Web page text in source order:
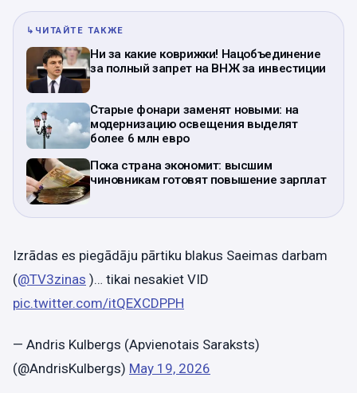
↳ ЧИТАЙТЕ ТАКЖЕ
Ни за какие коврижки! Нацобъединение
за полный запрет на ВНЖ за инвестиции
Старые фонари заменят новыми: на
модернизацию освещения выделят
более 6 млн евро
Пока страна экономит: высшим
чиновникам готовят повышение зарплат
Izrādas es piegādāju pārtiku blakus Saeimas darbam
(@TV3zinas )… tikai nesakiet VID
pic.twitter.com/itQEXCDPPH
— Andris Kulbergs (Apvienotais Saraksts)
(@AndrisKulbergs) May 19, 2026